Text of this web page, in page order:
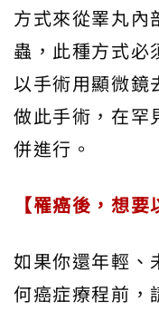
方式來從睪丸內
蟲，此種方式必
以手術用顯微鏡
做此手術，在罕
併進行。
【罹癌後，想
如果你還年輕、
何癌症療程前，